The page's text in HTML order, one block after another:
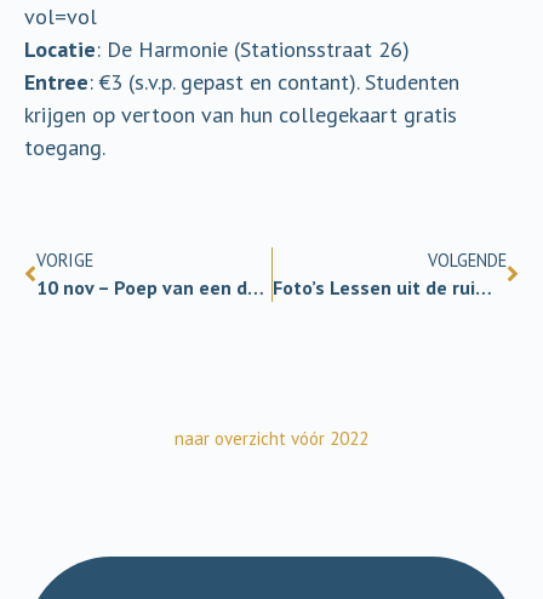
vol=vol
Locatie: De Harmonie (Stationsstraat 26)
Entree: €3 (s.v.p. gepast en contant). Studenten
krijgen op vertoon van hun collegekaart gratis
toegang.
VORIGE
10 nov – Poep van een donor
VOLGENDE
Foto’s Lessen uit de ruimte
naar overzicht vóór 2022